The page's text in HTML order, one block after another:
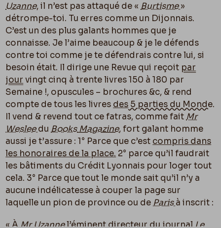
Uzanne, il n’est pas attaqué de « Burtisme»
détrompe-toi. Tu erres comme un Dijonnais.
C’est un des plus galants hommes que je
connaisse. Je l’aime beaucoup & je le défends
contre toi comme je te défendrais contre lui, si
besoin était. Il dirige une Revue qui reçoit par
jour vingt cinq à trente livres150 à 180 par
Semaine !, opuscules – brochures &c, & rend
compte de tous les livres des 5 parties du Monde.
Il vend & revend tout ce fatras, comme fait Mr
Wesleedu BooksMagazine, fort galant homme
aussi je t’assure : 1° Parce que c’est compris dans
les honoraires de la place. 2° parce qu’il faudrait
les bâtiments du Crédit Lyonnais pour loger tout
cela. 3° Parce que tout le monde sait qu’il n’y a
aucune indélicatesse à couper la page sur
laquelle un pion de province ou de Parisà inscrit :
« À Mr Uzannel’éminent directeur du journal Le